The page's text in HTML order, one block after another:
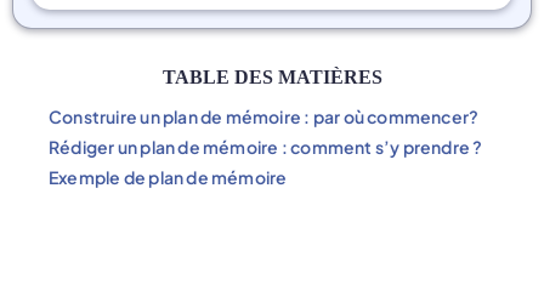
TABLE DES MATIÈRES
Construire un plan de mémoire : par où commencer?
Rédiger un plan de mémoire : comment s’y prendre ?
Exemple de plan de mémoire